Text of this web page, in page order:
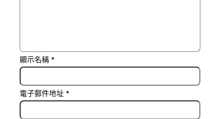
顯示名稱 *
電子郵件地址 *